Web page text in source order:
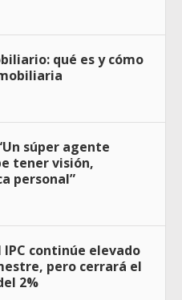
qué es y cómo
súper agente
tener visión,
personal”
IPC continúe elevado
pero cerrará el
2%